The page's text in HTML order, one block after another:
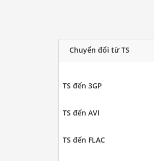
Chuyển đổi từ TS
TS đến 3GP
TS đến AVI
TS đến FLAC